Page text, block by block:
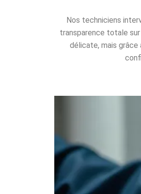
Nos techniciens
transparence totale
délicate, mais